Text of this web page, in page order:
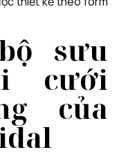
sưu
cưới
của